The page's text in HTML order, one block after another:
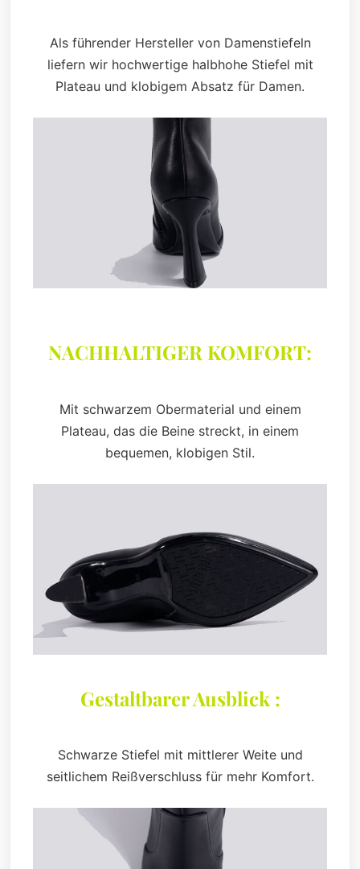
Als führender Hersteller von Damenstiefeln
liefern wir hochwertige halbhohe Stiefel mit
Plateau und klobigem Absatz für Damen.
NACHHALTIGER KOMFORT:
Mit schwarzem Obermaterial und einem
Plateau, das die Beine streckt, in einem
bequemen, klobigen Stil.
Gestaltbarer Ausblick :
Schwarze Stiefel mit mittlerer Weite und
seitlichem Reißverschluss für mehr Komfort.